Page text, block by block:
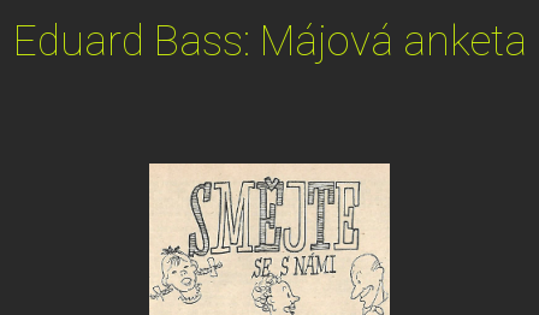
Eduard Bass: Májová anketa